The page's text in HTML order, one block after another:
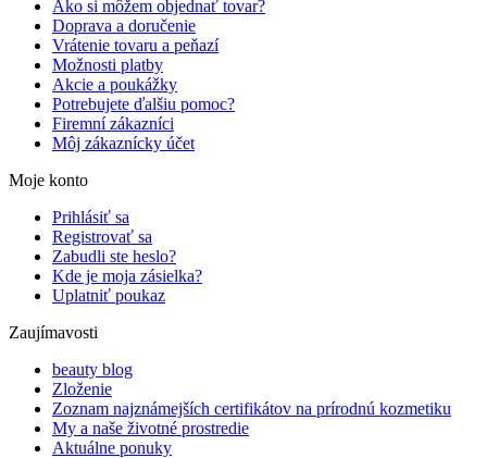
Ako si môžem objednať tovar?
Doprava a doručenie
Vrátenie tovaru a peňazí
Možnosti platby
Akcie a poukážky
Potrebujete ďalšiu pomoc?
Firemní zákazníci
Môj zákaznícky účet
Moje konto
Prihlásiť sa
Registrovať sa
Zabudli ste heslo?
Kde je moja zásielka?
Uplatniť poukaz
Zaujímavosti
beauty blog
Zloženie
Zoznam najznámejších certifikátov na prírodnú kozmetiku
My a naše životné prostredie
Aktuálne ponuky